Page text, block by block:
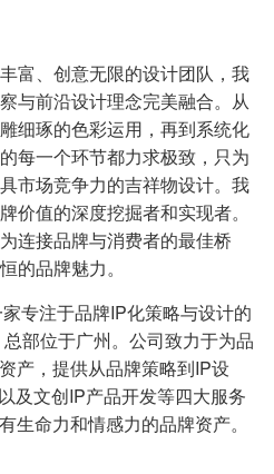
富、创意无限的设计团队，我
与前沿设计理念完美融合。从
细琢的色彩运用，再到系统化
每一个环节都力求极致，只为
市场竞争力的吉祥物设计。我
价值的深度挖掘者和实现者。
连接品牌与消费者的最佳桥
的品牌魅力。
专注于品牌IP化策略与设计的
部位于广州。公司致力于为品
产，提供从品牌策略到IP设
及文创IP产品开发等四大服务
生命力和情感力的品牌资产。